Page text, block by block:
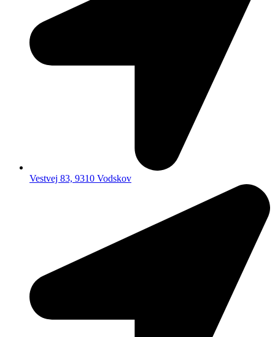
Vestvej 83, 9310 Vodskov